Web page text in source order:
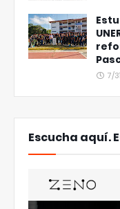
7/
Escucha aquí.